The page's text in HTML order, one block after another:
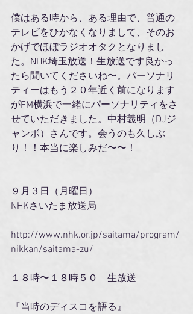
僕はある時から、ある理由で、普通の
テレビをひかなくなりまして、そのお
かげでほぼラジオオタクとなりまし
た。NHK埼玉放送！生放送です良かっ
たら聞いてくださいね〜。パーソナリ
ティーはもう２０年近く前になります
がFM横浜で一緒にパーソナリティをさ
せていただきました。中村義明（DJジ
ャンボ）さんです。会うのも久しぶ
り！！本当に楽しみだ〜〜！
９月３日（月曜日）
NHKさいたま放送局
http://www.nhk.or.jp/saitama/program/
nikkan/saitama-zu/
１８時〜１８時５０　生放送
『当時のディスコを語る』